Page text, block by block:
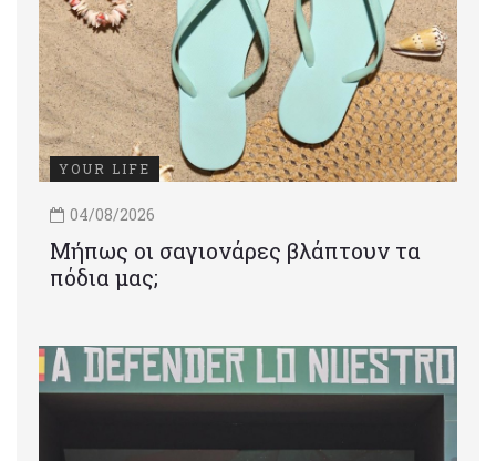
YOUR LIFE
04/08/2026
Μήπως οι σαγιονάρες βλάπτουν τα
πόδια μας;